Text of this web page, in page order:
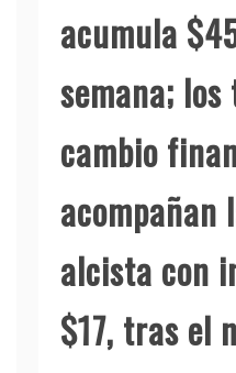
acumula
semana; los
cambio
acompañan
alcista con
$17, tras el